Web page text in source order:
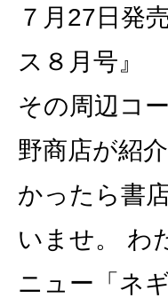
７月27日発
ス８月号』
その周辺コ
野商店が紹
かったら書
いませ。 わ
ニュー「ネ